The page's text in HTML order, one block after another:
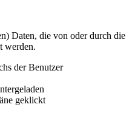
Daten, die von oder durch die
werden.
der Benutzer
geklickt